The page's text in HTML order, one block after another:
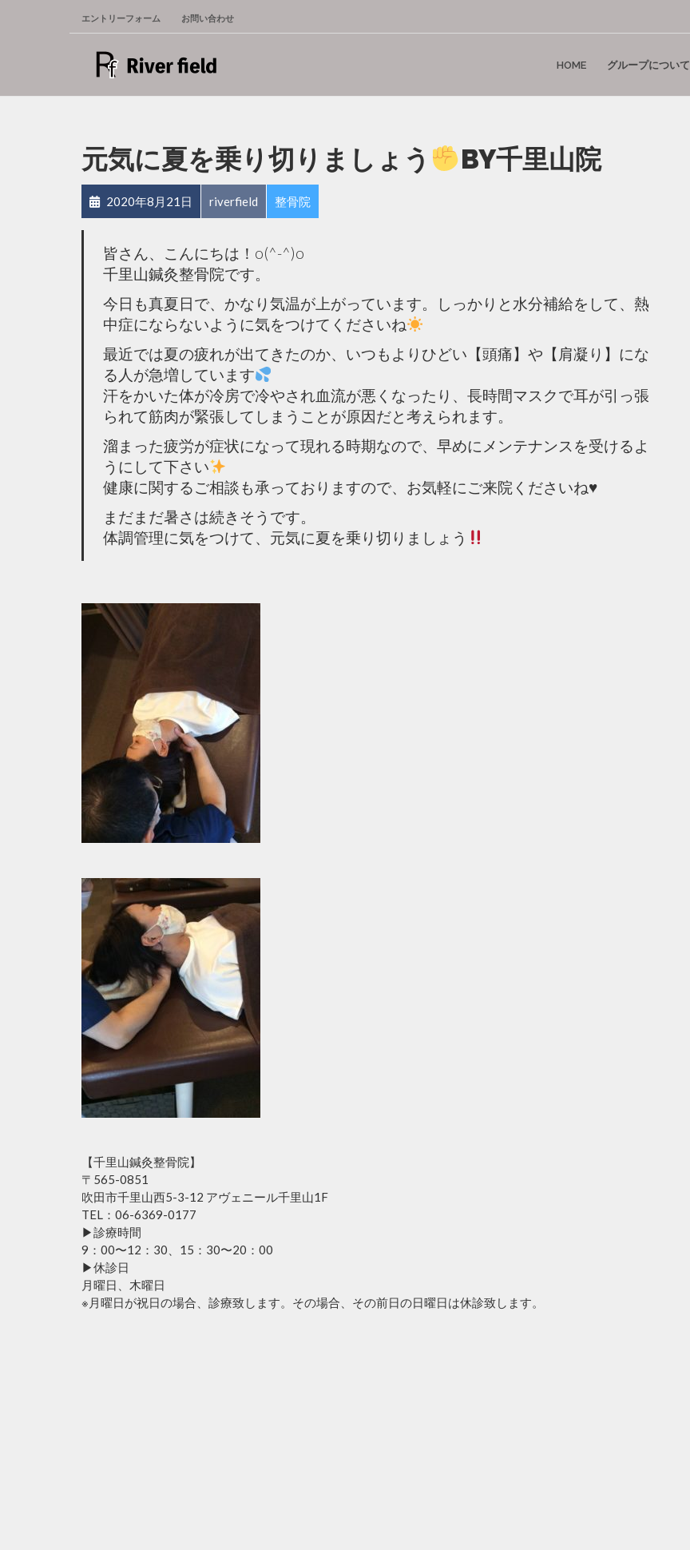
エントリーフォーム お問い合わせ
HOME グループについて
元気に夏を乗り切りましょう BY千里山院
2020年8月21日 riverfield 整骨院
皆さん、こんにちは！o(^-^)o
千里山鍼灸整骨院です。
今日も真夏日で、かなり気温が上がっています。しっかりと水分補給をして、熱
中症にならないように気をつけてくださいね
最近では夏の疲れが出てきたのか、いつもよりひどい【頭痛】や【肩凝り】にな
る人が急増しています
汗をかいた体が冷房で冷やされ血流が悪くなったり、長時間マスクで耳が引っ張
られて筋肉が緊張してしまうことが原因だと考えられます。
溜まった疲労が症状になって現れる時期なので、早めにメンテナンスを受けるよ
うにして下さい
健康に関するご相談も承っておりますので、お気軽にご来院くださいね♥️
まだまだ暑さは続きそうです。
体調管理に気をつけて、元気に夏を乗り切りましょう
【千里山鍼灸整骨院】
〒565-0851
吹田市千里山西5-3-12 アヴェニール千里山1F
TEL：06-6369-0177
▶︎診療時間
9：00〜12：30、15：30〜20：00
▶︎休診日
月曜日、木曜日
※月曜日が祝日の場合、診療致します。その場合、その前日の日曜日は休診致します。